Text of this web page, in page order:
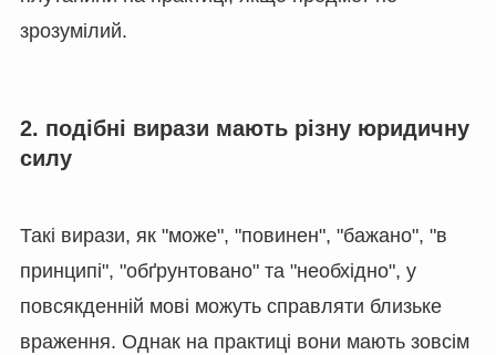
зрозумілий.
2. подібні вирази мають різну юридичну
силу
Такі вирази, як "може", "повинен", "бажано", "в
принципі", "обґрунтовано" та "необхідно", у
повсякденній мові можуть справляти близьке
враження. Однак на практиці вони мають зовсім